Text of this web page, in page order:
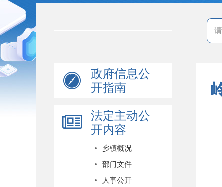
政府信息公
开指南
法定主动公
开内容
乡镇概况
部门文件
人事公开